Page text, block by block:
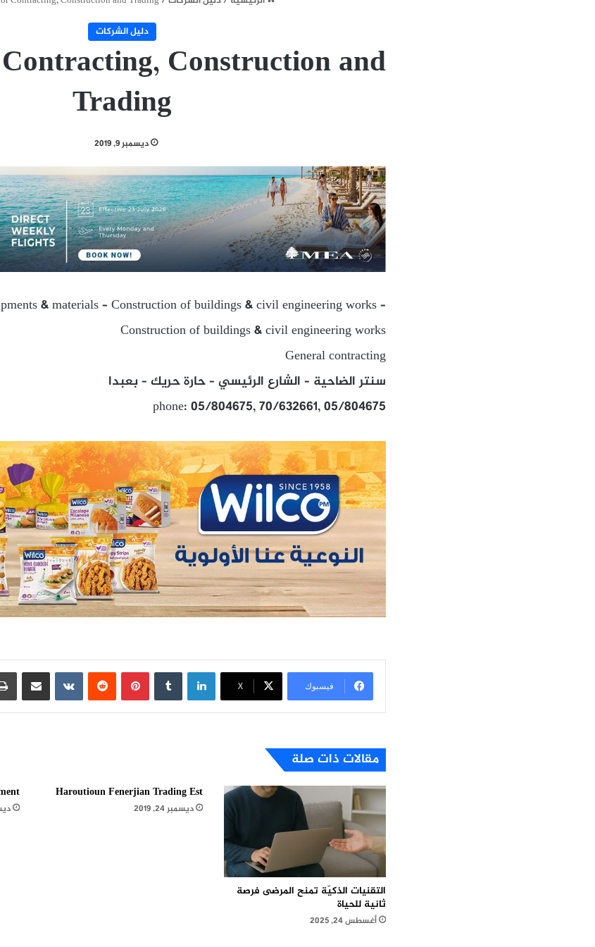
دليل الشركات
Construction and
Trading
ديسمبر 9, 2019
& materials – Construction of buildings & civil engineering works –
Construction of buildings & civil engineering works
General contracting
سنتر الضاحية – الشارع الرئيسي – حارة حريك – بعبدا
phone: 05/804675, 70/632661, 05/804675
فيسبوك X
لينكدإن بينتيريست مشاركة عبر البريد
مقالات ذات صلة
التقنيات الذكيّة تمنح المرضى فرصة
ثانية للحياة
أغسطس 24, 2025
Haroutioun Fenerjian Trading Est
ديسمبر 24, 2019